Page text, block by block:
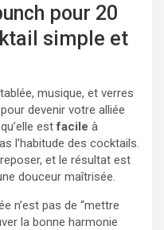
pour 20
simple et
musique, et verres
devenir votre alliée
estfacile à
l’habitude des cocktails.
et le résultat est
douceur maîtrisée.
n’est pas de “mettre
la bonne harmonie